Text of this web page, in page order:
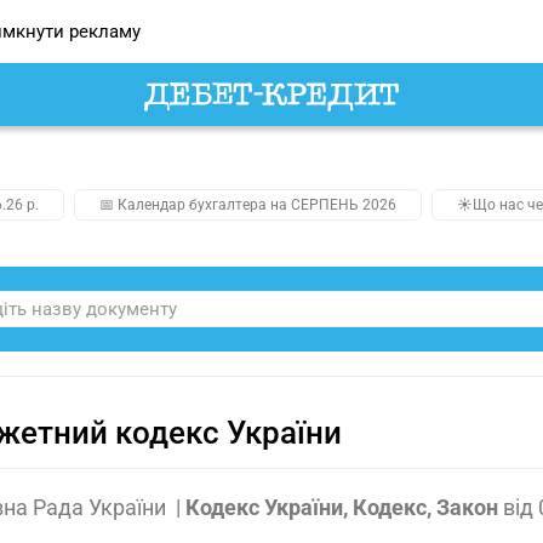
рекламу
р. 📅 Календар бухгалтера на СЕРПЕНЬ 2026 ☀️Що нас
кодекс України
Рада України | Кодекс України, Кодекс, Закон від